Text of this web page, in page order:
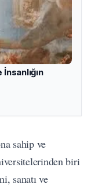
sahip ve
biri
sanatı ve